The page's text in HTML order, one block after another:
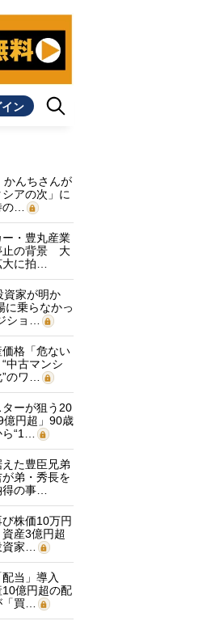
イン
かんちさんが
アの次」に
…
・豊丸産業
止の背景 大
に拍…
資家が明か
に乗らなかっ
ショ…
価格「危ない
中古マンシ
のワ…
ターが狙う20
億円超」90歳
“1…
えた豊臣兄弟
弟・秀長を
の事…
び株価10万円
産3億円超
家…
配当」導入
億円超の配
買…